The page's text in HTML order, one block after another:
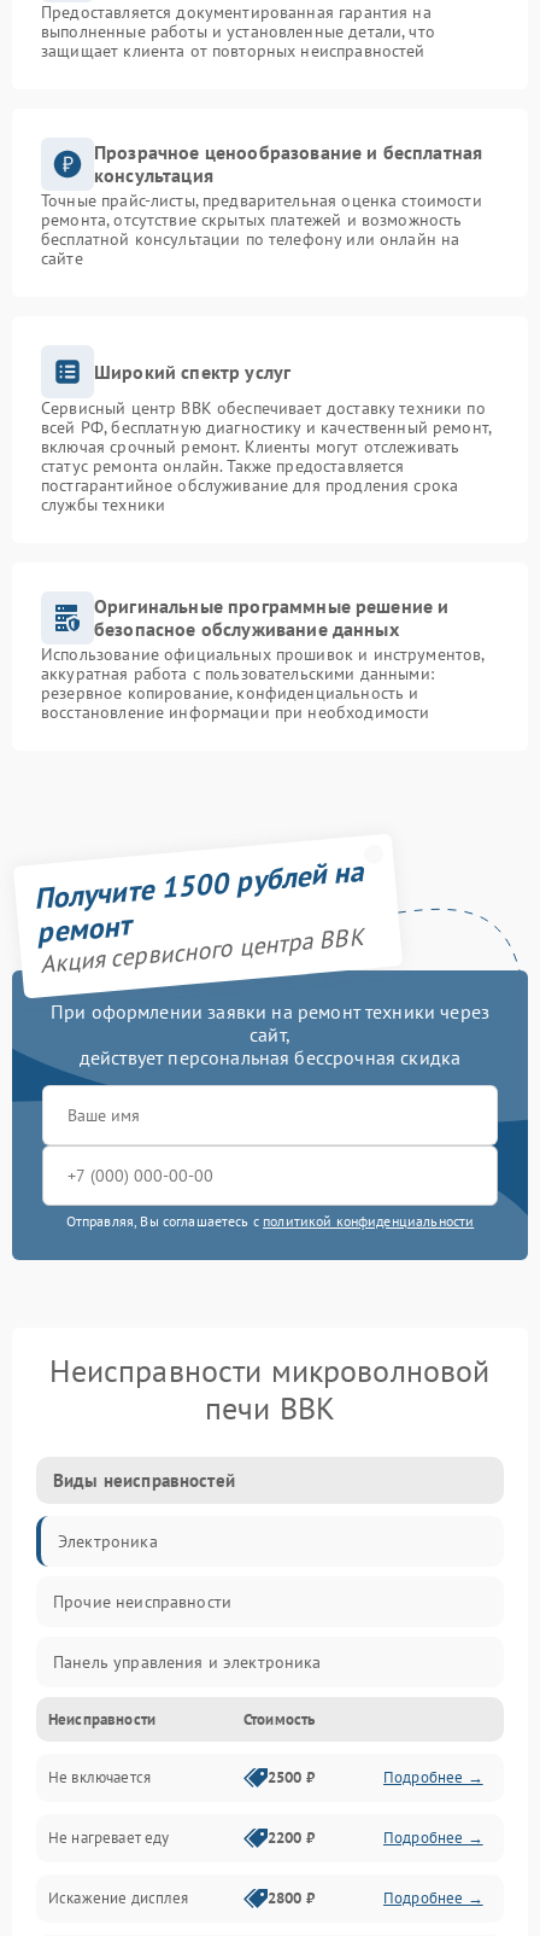
Предоставляется документированная гарантия на
выполненные работы и установленные детали, что
защищает клиента от повторных неисправностей
Прозрачное ценообразование и бесплатная
консультация
Точные прайс-листы, предварительная оценка стоимости
ремонта, отсутствие скрытых платежей и возможность
бесплатной консультации по телефону или онлайн на
сайте
Широкий спектр услуг
Сервисный центр BBK обеспечивает доставку техники по
всей РФ, бесплатную диагностику и качественный ремонт,
включая срочный ремонт. Клиенты могут отслеживать
статус ремонта онлайн. Также предоставляется
постгарантийное обслуживание для продления срока
службы техники
Оригинальные программные решение и
безопасное обслуживание данных
Использование официальных прошивок и инструментов,
аккуратная работа с пользовательскими данными:
резервное копирование, конфиденциальность и
восстановление информации при необходимости
Получите 1500 рублей на
ремонт
Акция сервисного центра BBK
При оформлении заявки на ремонт техники через
сайт,
действует персональная бессрочная скидка
Отправляя, Вы соглашаетесь с политикой конфиденциальности
Неисправности микроволновой
печи BBK
Виды неисправностей
Электроника
Прочие неисправности
Панель управления и электроника
Дверца и корпус
Механика и внутренние элементы
Механические повреждения
Питание и запуск
Неисправности Стоимость
Не включается 2500 ₽ Подробнее →
Не нагревает еду 2200 ₽ Подробнее →
Искажение дисплея 2800 ₽ Подробнее →